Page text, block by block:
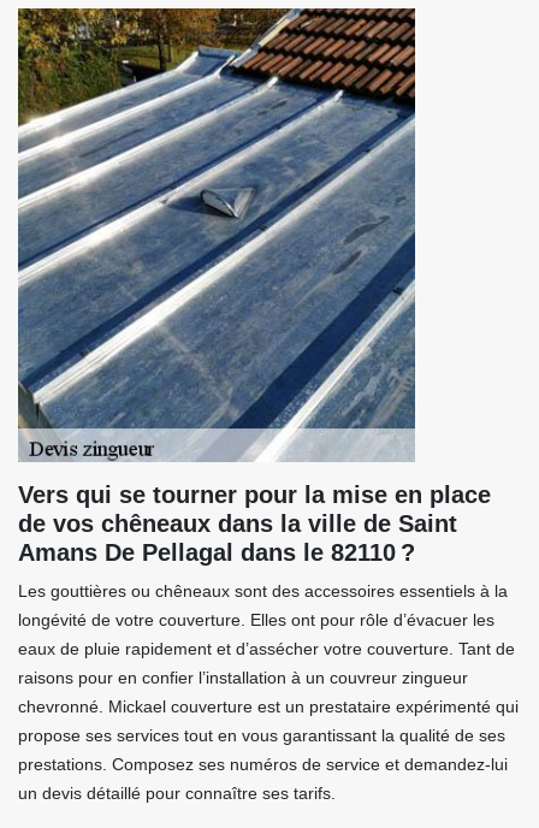
Vers qui se tourner pour la mise en place
de vos chêneaux dans la ville de Saint
Amans De Pellagal dans le 82110 ?
Les gouttières ou chêneaux sont des accessoires essentiels à la
longévité de votre couverture. Elles ont pour rôle d’évacuer les
eaux de pluie rapidement et d’assécher votre couverture. Tant de
raisons pour en confier l’installation à un couvreur zingueur
chevronné. Mickael couverture est un prestataire expérimenté qui
propose ses services tout en vous garantissant la qualité de ses
prestations. Composez ses numéros de service et demandez-lui
un devis détaillé pour connaître ses tarifs.